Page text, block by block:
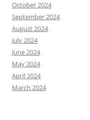
October 2024
September 2024
August 2024
July 2024
June 2024
May 2024
April 2024
March 2024